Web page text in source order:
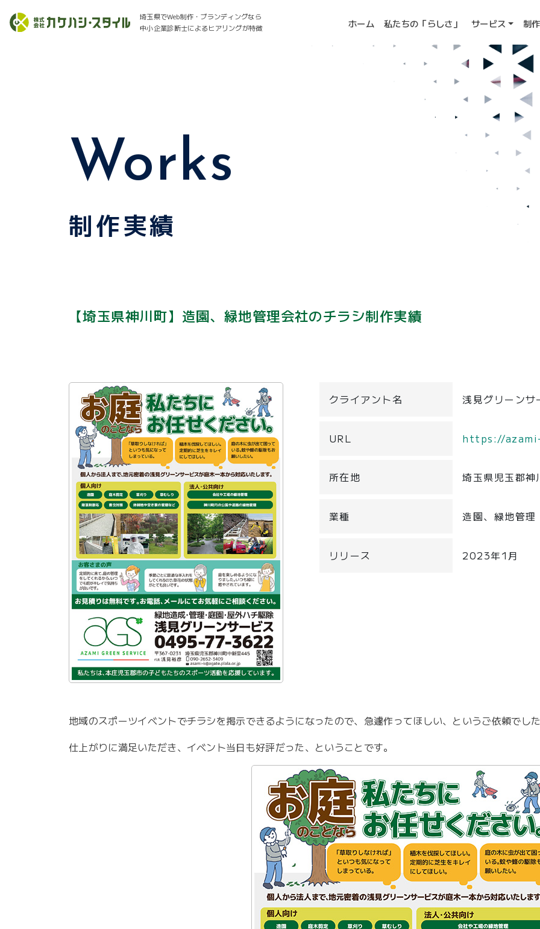
埼玉県でWeb制作・ブランディングなら
中小企業診断士によるヒアリングが特徴
ホーム 私たちの「らしさ」 サービス 制
Works
制作実績
【埼玉県神川町】造園、緑地管理会社のチラシ制作実績
クライアント名 浅見グリーンサ
URL https://
所在地 埼玉県児玉郡神
業種 造園、緑地管理
リリース 2023年1月
地域のスポーツイベントでチラシを掲示できるようになったので、急遽作ってほしい、というご依頼でし
仕上がりに満足いただき、イベント当日も好評だった、ということです。